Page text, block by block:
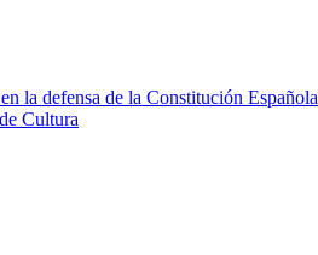
la defensa de la Constitución Española
Cultura